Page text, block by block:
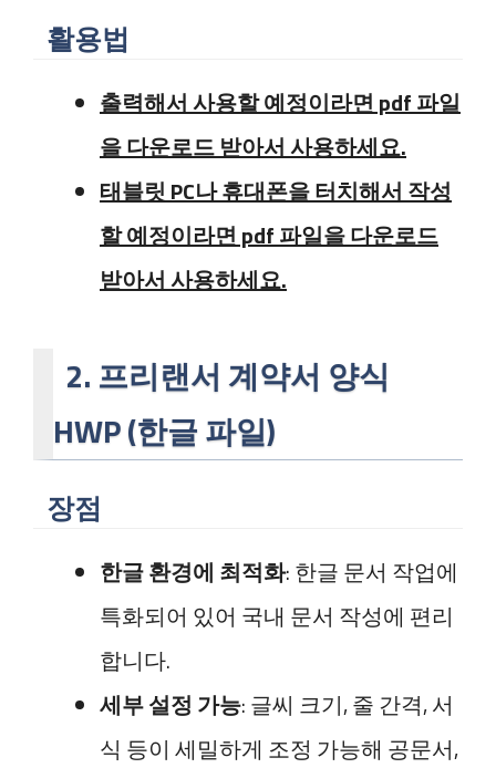
활용법
출력해서 사용할 예정이라면 pdf 파일
을 다운로드 받아서 사용하세요.
태블릿 PC나 휴대폰을 터치해서 작성
할 예정이라면 pdf 파일을 다운로드
받아서 사용하세요.
2. 프리랜서 계약서 양식
HWP (한글 파일)
장점
한글 환경에 최적화: 한글 문서 작업에
특화되어 있어 국내 문서 작성에 편리
합니다.
세부 설정 가능: 글씨 크기, 줄 간격, 서
식 등이 세밀하게 조정 가능해 공문서,